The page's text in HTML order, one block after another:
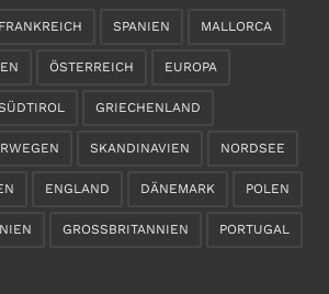
FRANKREICH SPANIEN MALLORCA
ÖSTERREICH EUROPA
GRIECHENLAND
SKANDINAVIEN NORDSEE
ENGLAND DÄNEMARK POLEN
GROSSBRITANNIEN PORTUGAL